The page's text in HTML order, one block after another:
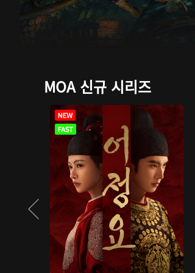
MOA 신규 시리즈